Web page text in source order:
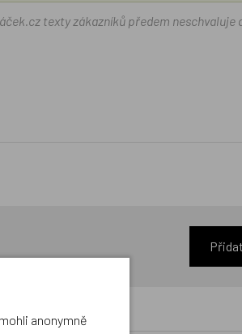
texty zákazníků předem neschvaluje
anonymně